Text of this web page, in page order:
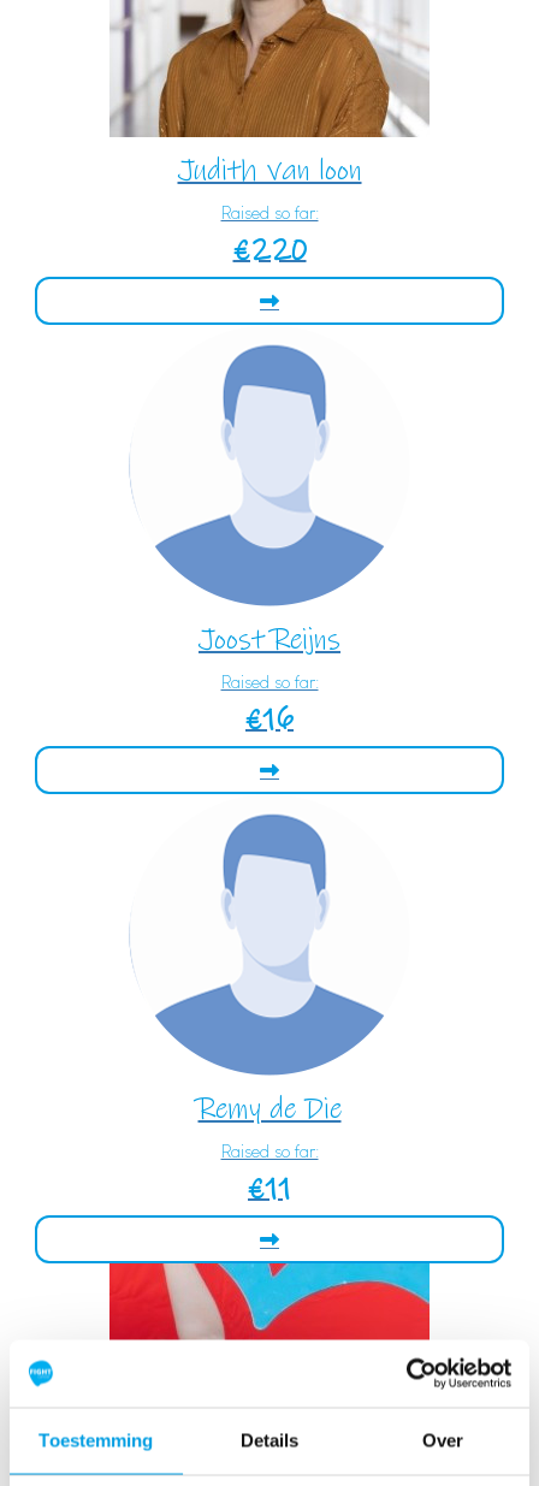
Toestemming Details Over
Judith van loon
Raised so far:
€220
Joost Reijns
Raised so far:
€16
Remy de Die
Raised so far:
€11